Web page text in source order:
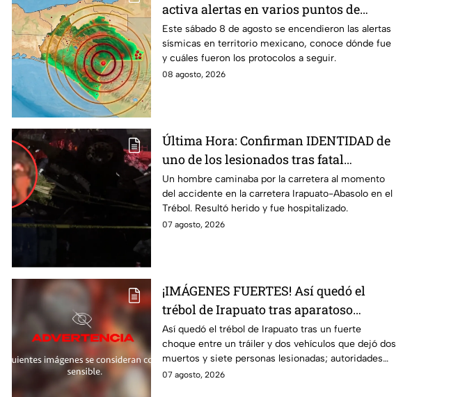
activa alertas en varios puntos de
México durante la madrugada de hoy
sábado
Este sábado 8 de agosto se encendieron las alertas
sísmicas en territorio mexicano, conoce dónde fue
y cuáles fueron los protocolos a seguir.
08 agosto, 2026
Última Hora: Confirman IDENTIDAD de
uno de los lesionados tras fatal
accid3nte en Irapuato
Un hombre caminaba por la carretera al momento
del accidente en la carretera Irapuato-Abasolo en el
Trébol. Resultó herido y fue hospitalizado.
07 agosto, 2026
¡IMÁGENES FUERTES! Así quedó el
trébol de Irapuato tras aparatoso
choque; hay mu3rtos y lesionados
Así quedó el trébol de Irapuato tras un fuerte
choque entre un tráiler y dos vehículos que dejó dos
muertos y siete personas lesionadas; autoridades
siguen en la zona
07 agosto, 2026